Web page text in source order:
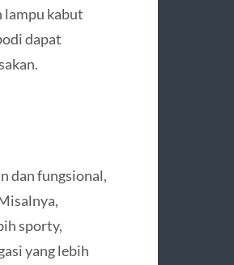
lampu kabut
dapat
dan fungsional,
sporty,
yang lebih